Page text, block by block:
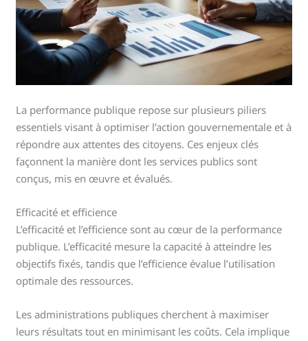
La performance publique repose sur plusieurs piliers
essentiels visant à optimiser l’action gouvernementale et à
répondre aux attentes des citoyens. Ces enjeux clés
façonnent la manière dont les services publics sont
conçus, mis en œuvre et évalués.
Efficacité et efficience
L’efficacité et l’efficience sont au cœur de la performance
publique. L’efficacité mesure la capacité à atteindre les
objectifs fixés, tandis que l’efficience évalue l’utilisation
optimale des ressources.
Les administrations publiques cherchent à maximiser
leurs résultats tout en minimisant les coûts. Cela implique